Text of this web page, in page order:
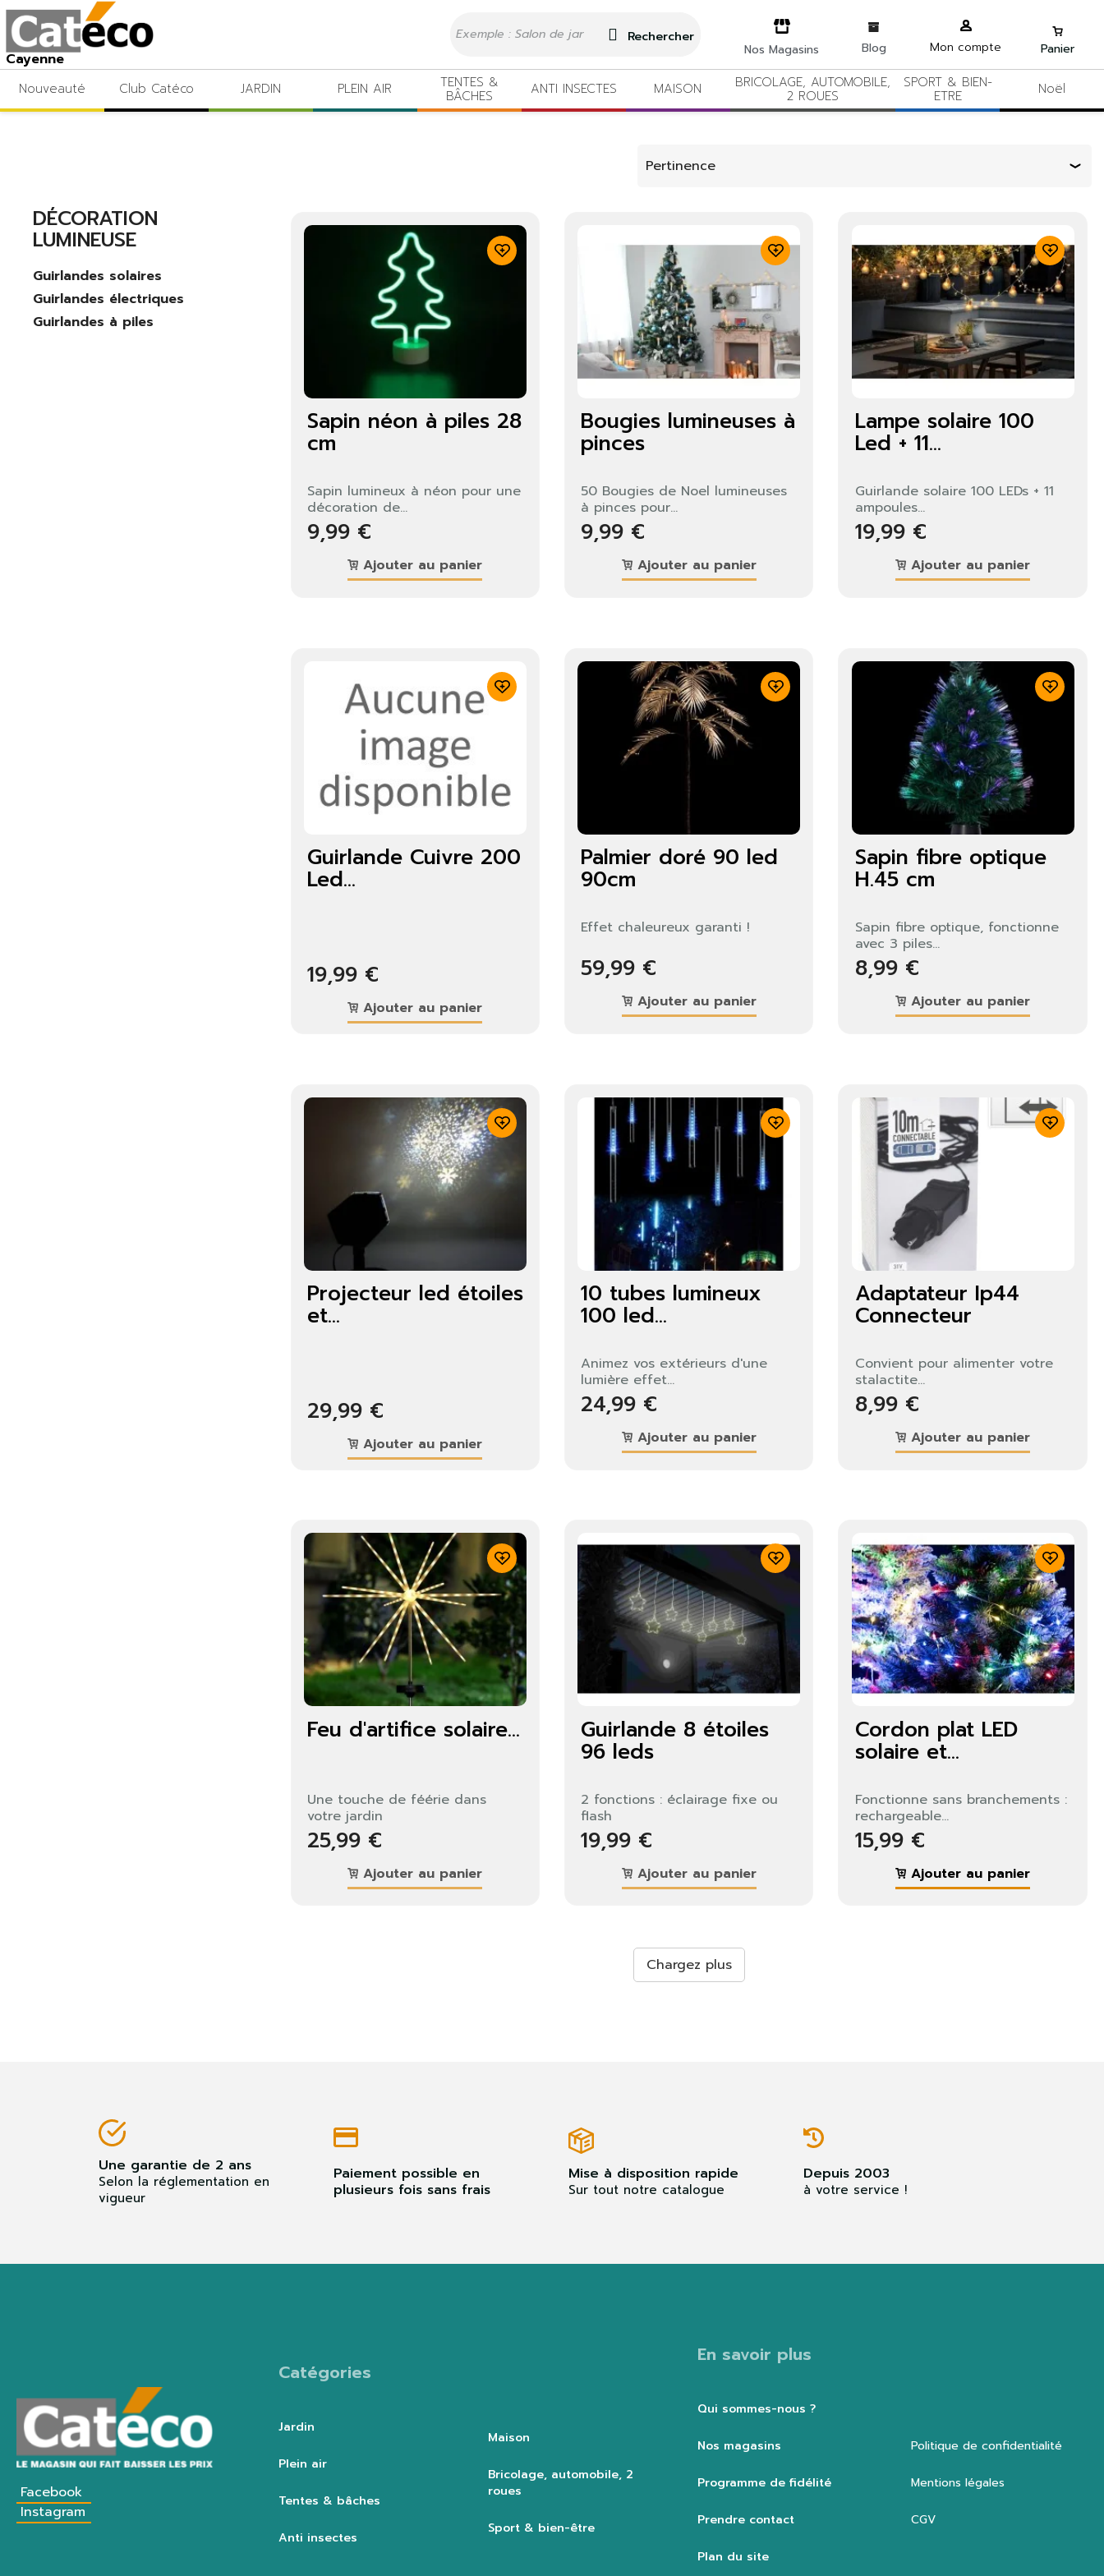
Cayenne
Rechercher
Nos Magasins Blog Mon compte Panier
Nouveauté Club Catéco JARDIN PLEIN AIR TENTES &
BÂCHES ANTI INSECTES MAISON BRICOLAGE, AUTOMOBILE,
2 ROUES
SPORT & BIEN-
ETRE Noël
Pertinence
DÉCORATION
LUMINEUSE
Guirlandes solaires
Guirlandes électriques
Guirlandes à piles
Sapin néon à piles 28
cm
Sapin lumineux à néon pour une
décoration de...
9,99 €
Ajouter au panier
Bougies lumineuses à
pinces
50 Bougies de Noel lumineuses
à pinces pour...
9,99 €
Ajouter au panier
Lampe solaire 100
Led + 11...
Guirlande solaire 100 LEDs + 11
ampoules...
19,99 €
Ajouter au panier
Guirlande Cuivre 200
Led...
19,99 €
Ajouter au panier
Palmier doré 90 led
90cm
Effet chaleureux garanti !
59,99 €
Ajouter au panier
Sapin fibre optique
H.45 cm
Sapin fibre optique, fonctionne
avec 3 piles...
8,99 €
Ajouter au panier
Projecteur led étoiles
et...
29,99 €
Ajouter au panier
10 tubes lumineux
100 led...
Animez vos extérieurs d'une
lumière effet...
24,99 €
Ajouter au panier
Adaptateur Ip44
Connecteur
Convient pour alimenter votre
stalactite...
8,99 €
Ajouter au panier
Feu d'artifice solaire...
Une touche de féérie dans
votre jardin
25,99 €
Ajouter au panier
Guirlande 8 étoiles
96 leds
2 fonctions : éclairage fixe ou
flash
19,99 €
Ajouter au panier
Cordon plat LED
solaire et...
Fonctionne sans branchements :
rechargeable...
15,99 €
Ajouter au panier
Chargez plus
Une garantie de 2 ans
Selon la réglementation en
vigueur
Paiement possible en
plusieurs fois sans frais
Mise à disposition rapide
Sur tout notre catalogue
Depuis 2003
à votre service !
Facebook
Instagram
Catégories
Jardin
Plein air
Tentes & bâches
Anti insectes
Maison
Bricolage, automobile, 2
roues
Sport & bien-être
En savoir plus
Qui sommes-nous ?
Nos magasins
Programme de fidélité
Prendre contact
Plan du site
Politique de confidentialité
Mentions légales
CGV
×
Vous devez être connecté pour enregistrer des produits dans votre
liste de souhaits.